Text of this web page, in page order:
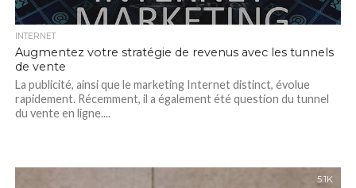
INTERNET
Augmentez votre stratégie de revenus avec les tunnels
de vente
La publicité, ainsi que le marketing Internet distinct, évolue
rapidement. Récemment, il a également été question du tunnel
du vente en ligne....
5.1K